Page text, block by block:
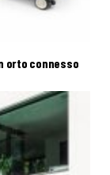
orto connesso